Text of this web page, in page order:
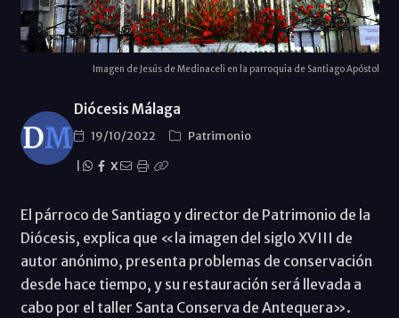
Imagen de Jesús de Medinaceli en la parroquia de Santiago Apóstol
Diócesis Málaga
19/10/2022
Patrimonio
X
El párroco de Santiago y director de Patrimonio de la
Diócesis, explica que «la imagen del siglo XVIII de
autor anónimo, presenta problemas de conservación
desde hace tiempo, y su restauración será llevada a
cabo por el taller Santa Conserva de Antequera».